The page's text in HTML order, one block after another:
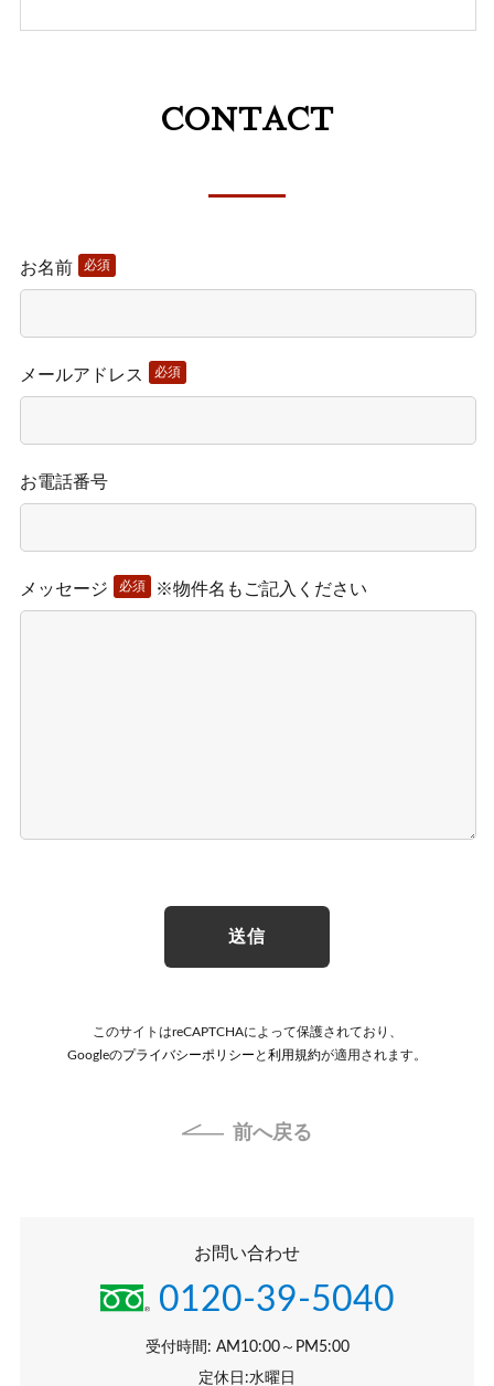
CONTACT
お名前 必須
メールアドレス 必須
お電話番号
メッセージ 必須 ※物件名もご記入ください
このサイトはreCAPTCHAによって保護されており、
Googleのプライバシーポリシー と 利用規約が適用されます。
前へ戻る
お問い合わせ
0120-39-5040
受付時間: AM10:00～PM5:00
定休日:水曜日